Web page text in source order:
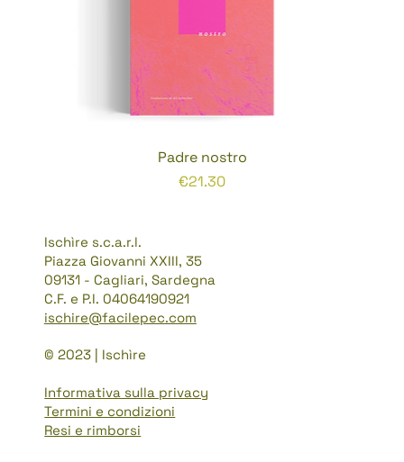
Padre nostro
Prezzo
€21.30
Ischìre s.c.a.r.l.
Piazza Giovanni XXIII, 35
09131 - Cagliari, Sardegna
C.F. e P.I. 04064190921
ischire@facilepec.com
© 2023 | Ischìre
Informativa sulla privacy
Termini e condizioni
Resi e rimborsi